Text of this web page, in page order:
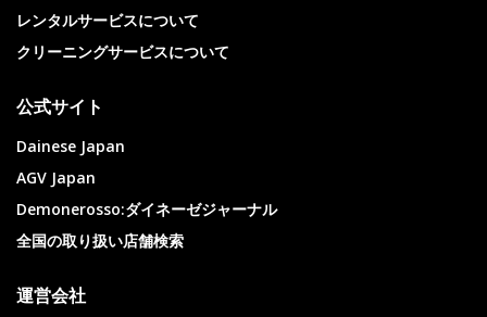
レンタルサービスについて
クリーニングサービスについて
公式サイト
Dainese Japan
AGV Japan
Demonerosso:ダイネーゼジャーナル
全国の取り扱い店舗検索
運営会社